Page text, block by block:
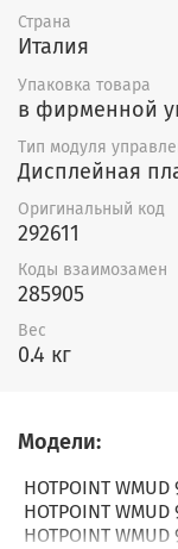
Страна
Италия
Упаковка товара
в фирменной
Тип модуля
Дисплейная
Оригинальный код
292611
Коды взаимозамен
285905
Вес
0.4 кг
Модели:
HOTPOINT WMUD
HOTPOINT WMUD
HOTPOINT WMUD